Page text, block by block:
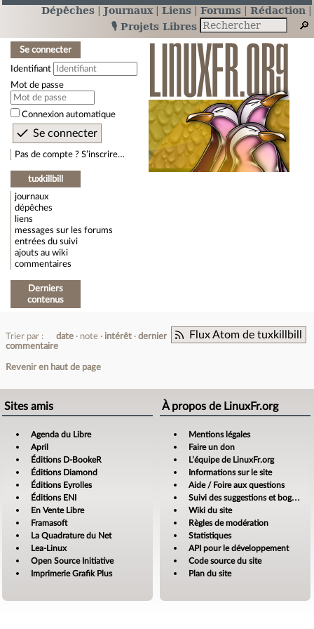
Dépêches Journaux Liens Forums
Rédaction
🎙️ Projets Libres
Se connecter
Identifiant
Mot de passe
Connexion automatique
Pas de compte ? S’inscrire…
tuxkillbill
journaux
dépêches
liens
messages sur les forums
entrées du suivi
ajouts au wiki
commentaires
Derniers
contenus
Flux Atom de tuxkillbill
Trier par : date note intérêt
dernier
commentaire
Revenir en haut de page
Sites amis
Agenda du Libre
April
Éditions D-BookeR
Éditions Diamond
Éditions Eyrolles
Éditions ENI
En Vente Libre
Framasoft
La Quadrature du Net
Lea-Linux
Open Source Initiative
Imprimerie Grafik Plus
À propos de LinuxFr.org
Mentions légales
Faire un don
L’équipe de LinuxFr.org
Informations sur le site
Aide / Foire aux questions
Suivi des suggestions et bogues
Wiki du site
Règles de modération
Statistiques
API pour le développement
Code source du site
Plan du site